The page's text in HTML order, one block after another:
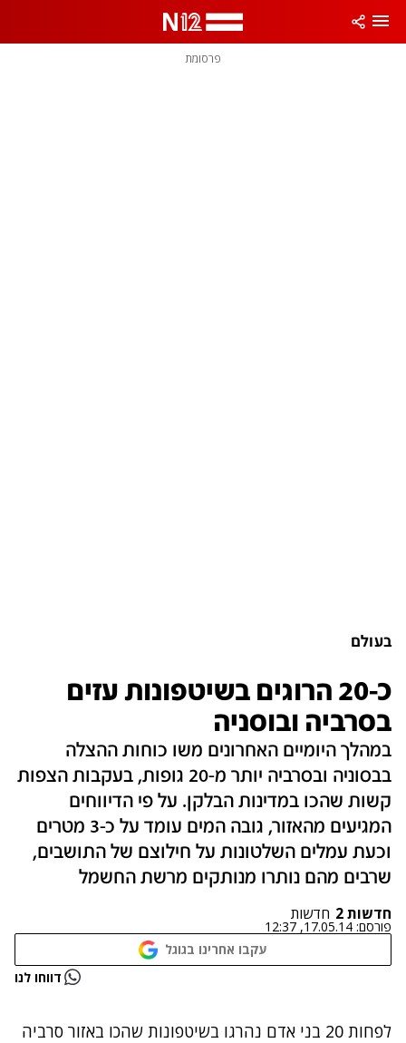
פרסומת
בעולם
כ-20 הרוגים בשיטפונות עזים
בסרביה ובוסניה
במהלך היומיים האחרונים משו כוחות ההצלה
בבסוניה ובסרביה יותר מ-20 גופות, בעקבות הצפות
קשות שהכו במדינות הבלקן. על פי הדיווחים
המגיעים מהאזור, גובה המים עומד על כ-3 מטרים
וכעת עמלים השלטונות על חילוצם של התושבים,
שרבים מהם נותרו מנותקים מרשת החשמל
חדשות 2 חדשות
פורסם: 17.05.14, 12:37
עקבו אחרינו בגוגל
נתקלנו בבעיה דווחו לנו
לפחות 20 בני אדם נהרגו בשיטפונות שהכו באזור סרביה